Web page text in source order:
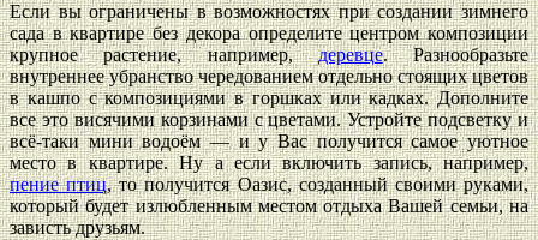
Если вы ограничены в возможностях при создании зимнего
сада в квартире без декора определите центром композиции
крупное растение, например,деревце. Разнообразьте
внутреннее убранство чередованием отдельно стоящих цветов
в кашпо с композициями в горшках или кадках. Дополните
все это висячими корзинами с цветами. Устройте подсветку и
всё-таки мини водоём — и у Вас получится самое уютное
место в квартире. Ну а если включить запись, например,
пение птиц, то получится Оазис, созданный своими руками,
который будет излюбленным местом отдыха Вашей семьи, на
зависть друзьям.